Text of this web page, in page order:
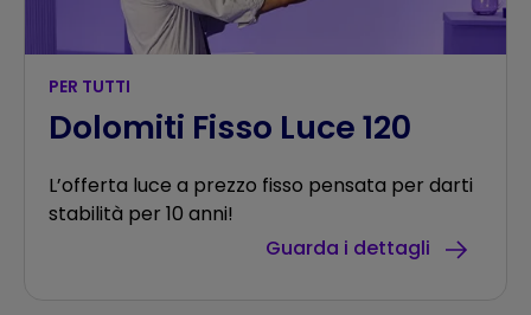
PER TUTTI
Dolomiti Fisso Luce 120
L’offerta luce a prezzo fisso pensata per darti
stabilità per 10 anni!
Guarda i dettagli